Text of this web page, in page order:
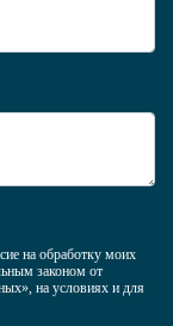
на обработку моих
законом от
на условиях и для